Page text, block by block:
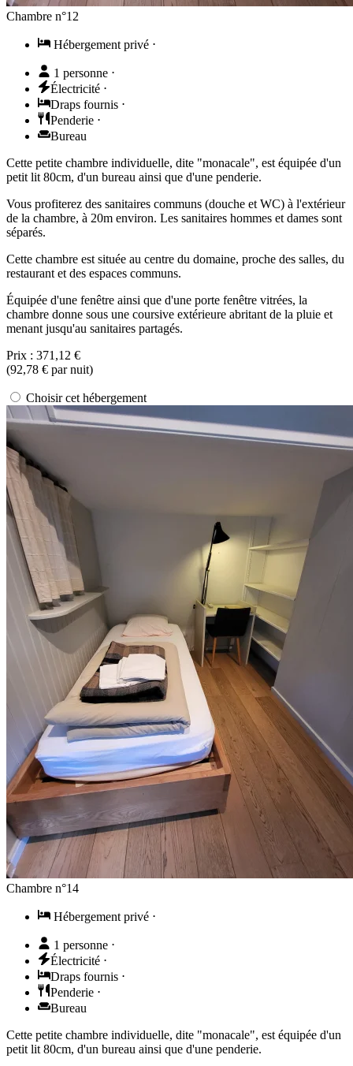
Chambre n°12
Hébergement privé ⋅
1 personne ⋅
Électricité ⋅
Draps fournis ⋅
Penderie ⋅
Bureau
Cette petite chambre individuelle, dite "monacale", est équipée d'un
petit lit 80cm, d'un bureau ainsi que d'une penderie.
Vous profiterez des sanitaires communs (douche et WC) à l'extérieur
de la chambre, à 20m environ. Les sanitaires hommes et dames sont
séparés.
Cette chambre est située au centre du domaine, proche des salles, du
restaurant et des espaces communs.
Équipée d'une fenêtre ainsi que d'une porte fenêtre vitrées, la
chambre donne sous une coursive extérieure abritant de la pluie et
menant jusqu'au sanitaires partagés.
Prix : 371,12 €
(92,78 € par nuit)
Choisir cet hébergement
Chambre n°14
Hébergement privé ⋅
1 personne ⋅
Électricité ⋅
Draps fournis ⋅
Penderie ⋅
Bureau
Cette petite chambre individuelle, dite "monacale", est équipée d'un
petit lit 80cm, d'un bureau ainsi que d'une penderie.